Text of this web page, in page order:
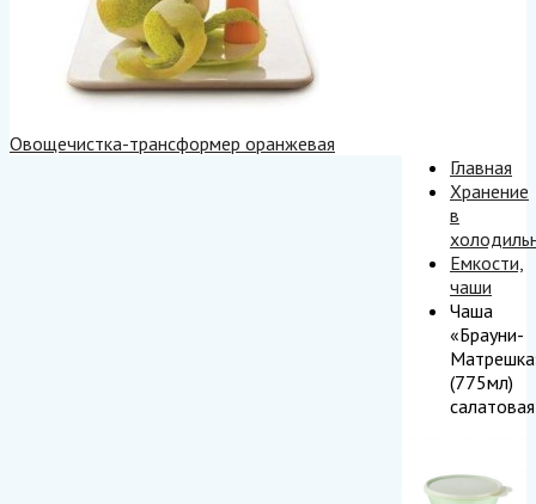
Овощечистка-трансформер оранжевая
Главная
Хранение
в
Емкости,
чаши
Чаша
«Брауни-
(775мл)
салатовая